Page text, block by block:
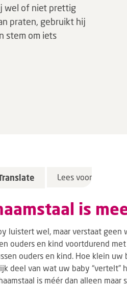
wel of niet prettig
praten, gebruikt hij
stem om iets
Lees voor
is
luistert wel, maar verstaat
ouders en kind voortdurend
ouders en kind. Hoe klein
deel van wat uw baby
is méér dan alleen